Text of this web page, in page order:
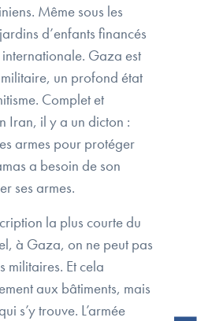
Même sous les
d’enfants financés
Gaza est
un profond état
Complet et
Iran, il y a un dicton :
armes pour protéger
a besoin de son
ses armes.
la plus courte du
à Gaza, on ne peut pas
militaires. Et cela
aux bâtiments, mais
s’y trouve. L’armée